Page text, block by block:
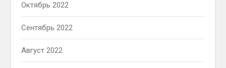
Октябрь 2022
Сентябрь 2022
Август 2022